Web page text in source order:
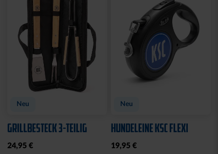
Neu
GRILLBESTECK 3-TEILIG
24,95 €
Neu
HUNDELEINE KSC FLEXI
19,95 €